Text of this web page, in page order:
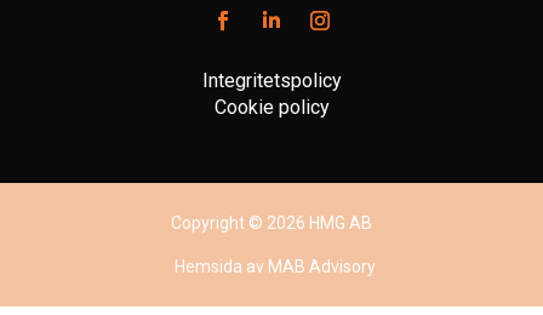
Integritetspolicy
Cookie policy
Copyright © 2026 HMG AB
Hemsida av MAB Advisory